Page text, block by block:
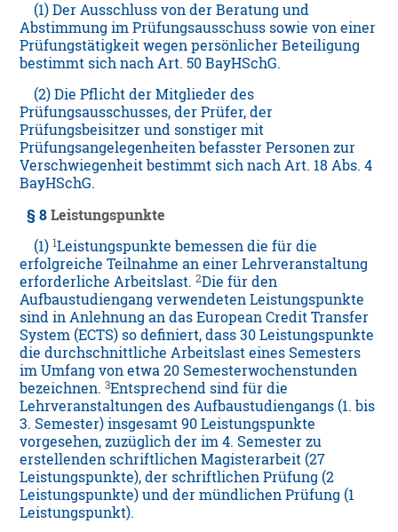
(1) Der Ausschluss von der Beratung und
Abstimmung im Prüfungsausschuss sowie von einer
Prüfungstätigkeit wegen persönlicher Beteiligung
bestimmt sich nach Art. 50 BayHSchG.
(2) Die Pflicht der Mitglieder des
Prüfungsausschusses, der Prüfer, der
Prüfungsbeisitzer und sonstiger mit
Prüfungsangelegenheiten befasster Personen zur
Verschwiegenheit bestimmt sich nach Art. 18 Abs. 4
BayHSchG.
§ 8 Leistungspunkte
(1)1Leistungspunkte bemessen die für die
erfolgreiche Teilnahme an einer Lehrveranstaltung
erforderliche Arbeitslast.2Die für den
Aufbaustudiengang verwendeten Leistungspunkte
sind in Anlehnung an das European Credit Transfer
System (ECTS) so definiert, dass 30 Leistungspunkte
die durchschnittliche Arbeitslast eines Semesters
im Umfang von etwa 20 Semesterwochenstunden
bezeichnen.3Entsprechend sind für die
Lehrveranstaltungen des Aufbaustudiengangs (1. bis
3. Semester) insgesamt 90 Leistungspunkte
vorgesehen, zuzüglich der im 4. Semester zu
erstellenden schriftlichen Magisterarbeit (27
Leistungspunkte), der schriftlichen Prüfung (2
Leistungspunkte) und der mündlichen Prüfung (1
Leistungspunkt).